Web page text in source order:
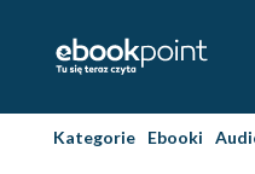
Kategorie Ebooki